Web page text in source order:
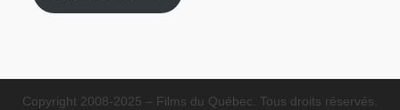
Copyright 2008-2025 – Films du Québec. Tous droits réservés.